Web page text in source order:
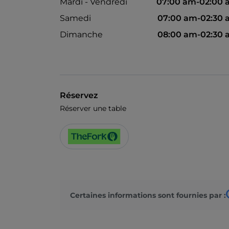
Mardi - Vendredi
07:00 am-02:00
Samedi
07:00 am-02:30
Dimanche
08:00 am-02:30
Réservez
Réserver une table
Certaines informations sont fournies par :